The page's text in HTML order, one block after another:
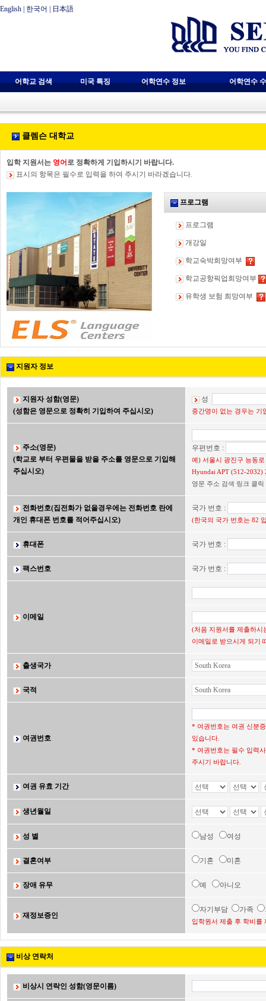
English 한국어 日本語
어학교 검색 미국 특징 어학연수 정보 어학연수
클렘슨 대학교
입학 지원서는 영어 로 정확하게 기입하시기 바랍니다.
표시의 항목은 필수로 입력을 하여 주시기 바라겠습니다.
프로그램
프로그램
개강일
학교숙박희망여부
학교공항픽업희망여부
유학생 보험 희망여부
지원자 정보
지원자 성함(영문)
(성함은 영문으로 정확히 기입하여 주십시오)
성
중간명이 없는 경우는 기
주소(영문)
(학교로 부터 우편물을 받을 주소를 영문으로 기입해
주십시오)
우편번호 :
예) 서울시 광진구 능동
Hyundai APT (512-2032)
영문 주소 검색 링크 클릭
전화번호(집전화가 없을경우에는 전화번호 란에
개인 휴대폰 번호를 적어주십시오)
국가 번호 :
(한국의 국가 번호는 82
휴대폰 국가 번호 :
팩스번호 국가 번호 :
이메일
(처음 지원서를 제출하시
이메일로 받으시게 되기
출생국가
국적
여권번호
* 여권번호는 여권 신분
있습니다.
* 여권번호는 필수 입력
주시기 바랍니다.
여권 유효 기간
생년월일
성 별 남성 여성
결혼여부 기혼 미혼
장애 유무 예 아니오
재정보증인
자기부담 가족
입학원서 제출 후 학비를
비상 연락처
비상시 연락인 성함(영문이름)